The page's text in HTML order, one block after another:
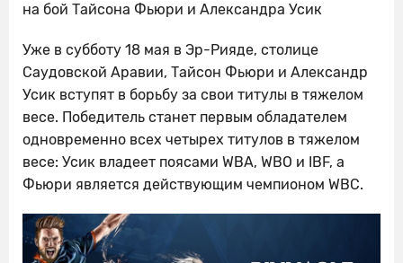
на бой Тайсона Фьюри и Александра Усик
Уже в субботу 18 мая в Эр-Рияде, столице
Саудовской Аравии, Тайсон Фьюри и Александр
Усик вступят в борьбу за свои титулы в тяжелом
весе. Победитель станет первым обладателем
одновременно всех четырех титулов в тяжелом
весе: Усик владеет поясами WBA, WBO и IBF, а
Фьюри является действующим чемпионом WBC.